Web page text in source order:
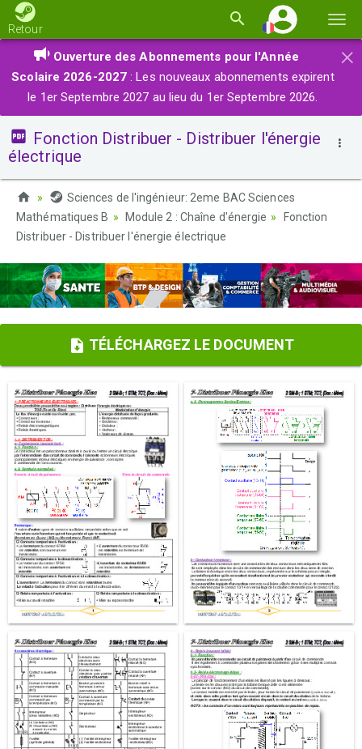
la
Retour
×
Ouverture des Abonnements pour l'Année
Scolaire 2026-2027 : Les nouveaux abonnements expirent
le 1er Septembre 2027 au lieu du 1er Septembre 2026.
Fonction Distribuer - Distribuer l'énergie
électrique
Sciences de l'ingénieur: 2eme BAC Sciences
Mathématiques B
Module 2 : Chaîne d'énergie
Fonction
Distribuer - Distribuer l'énergie électrique
TÉLÉCHARGEZ LE DOCUMENT